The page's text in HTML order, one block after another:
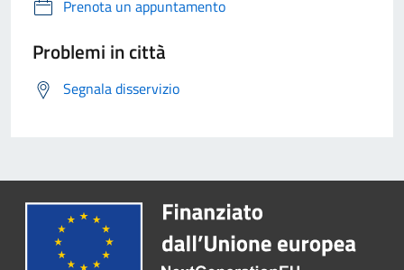
Prenota un appuntamento
Problemi in città
Segnala disservizio